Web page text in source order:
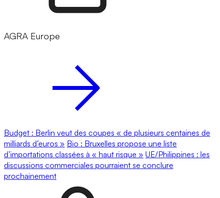
AGRA Europe
Budget : Berlin veut des coupes « de plusieurs centaines de
milliards d’euros » Bio : Bruxelles propose une liste
d’importations classées à « haut risque » UE/Philippines : les
discussions commerciales pourraient se conclure
prochainement